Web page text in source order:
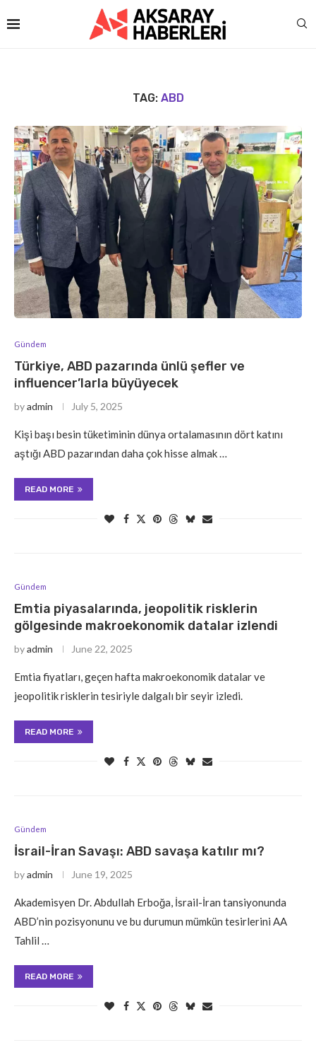
TAG: ABD
Gündem
Türkiye, ABD pazarında ünlü şefler ve
influencer’larla büyüyecek
byadmin July 5, 2025
Kişi başı besin tüketiminin dünya ortalamasının dört katını
aştığı ABD pazarından daha çok hisse almak …
READ MORE
Gündem
Emtia piyasalarında, jeopolitik risklerin
gölgesinde makroekonomik datalar izlendi
byadmin June 22, 2025
Emtia fiyatları, geçen hafta makroekonomik datalar ve
jeopolitik risklerin tesiriyle dalgalı bir seyir izledi.
READ MORE
Gündem
İsrail-İran Savaşı: ABD savaşa katılır mı?
byadmin June 19, 2025
Akademisyen Dr. Abdullah Erboğa, İsrail-İran tansiyonunda
ABD’nin pozisyonunu ve bu durumun mümkün tesirlerini AA
Tahlil …
READ MORE